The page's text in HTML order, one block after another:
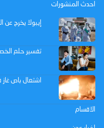
احدث المنشورات
إيبولا يخرج
تفسير حلم
اشتعال باص
الاقسام